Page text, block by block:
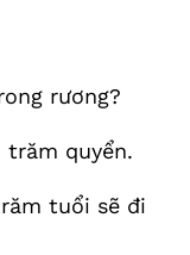
rương?
trăm quyển.
tuổi sẽ đi